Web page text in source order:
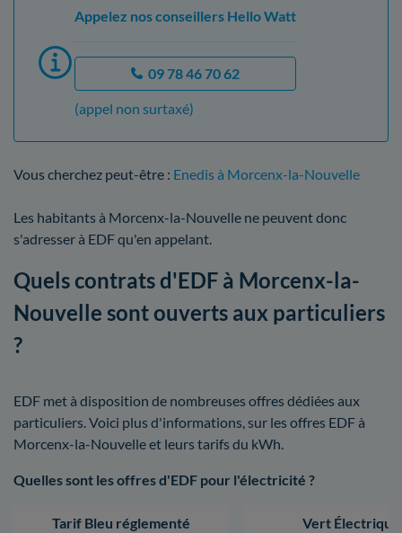
Appelez nos conseillers Hello Watt
09 78 46 70 62
(appel non surtaxé)
Vous cherchez peut-être : Enedis à Morcenx-la-Nouvelle
Les habitants à Morcenx-la-Nouvelle ne peuvent donc
s'adresser à EDF qu'en appelant.
Quels contrats d'EDF à Morcenx-la-
Nouvelle sont ouverts aux particuliers
?
EDF met à disposition de nombreuses offres dédiées aux
particuliers. Voici plus d'informations, sur les offres EDF à
Morcenx-la-Nouvelle et leurs tarifs du kWh.
Quelles sont les offres d'EDF pour l'électricité ?
Tarif Bleu réglementé Vert Électrique